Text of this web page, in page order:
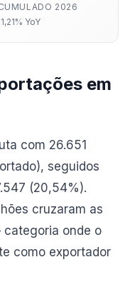
2026
YoY
em
com 26.651
seguidos
(20,54%).
cruzaram as
onde o
como exportador